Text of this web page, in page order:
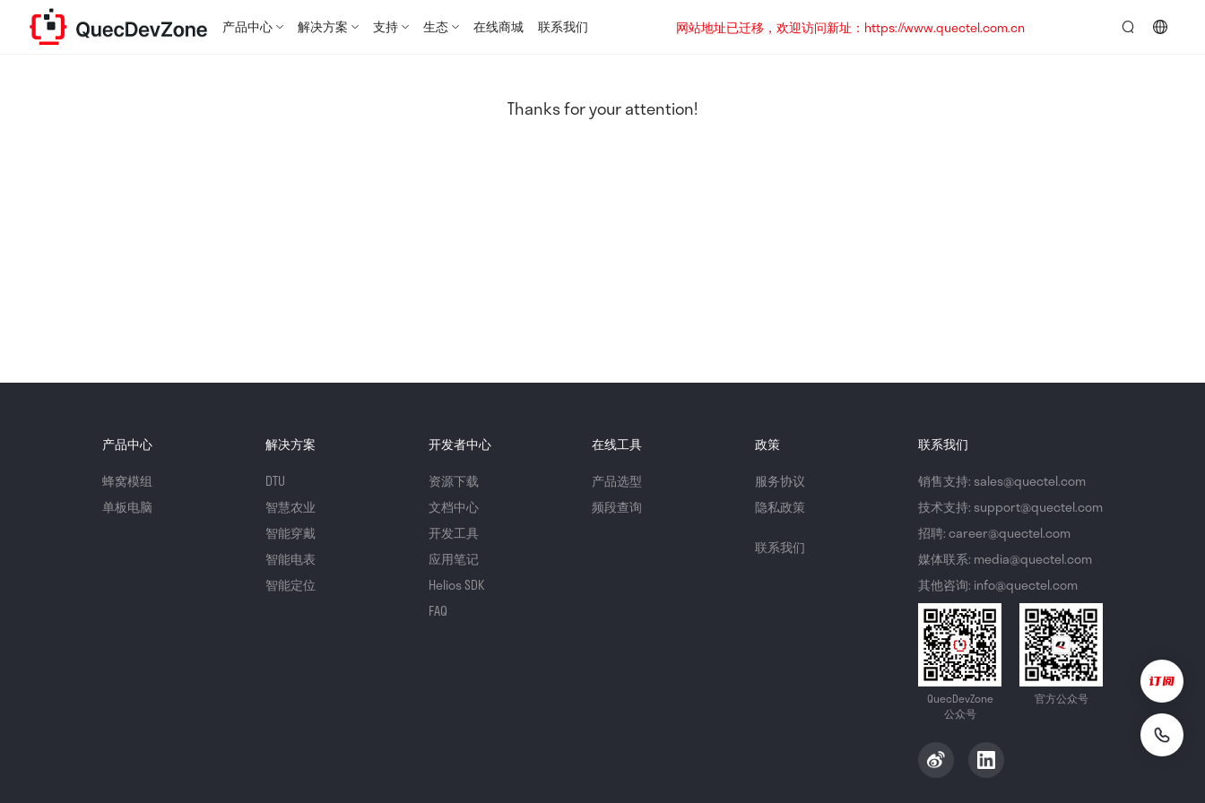
产品中心 解决方案 支持 生态 在线商城 联系我们
网站地址已迁移，欢迎访问新址：https://www.quectel.com.cn
Thanks for your attention!
产品中心
蜂窝模组
单板电脑
解决方案
DTU
智慧农业
智能穿戴
智能电表
智能定位
开发者中心
资源下载
文档中心
开发工具
应用笔记
Helios SDK
FAQ
在线工具
产品选型
频段查询
政策
服务协议
隐私政策
联系我们
联系我们
销售支持: sales@quectel.com
技术支持: support@quectel.com
招聘: career@quectel.com
媒体联系: media@quectel.com
其他咨询: info@quectel.com
QuecDevZone
公众号
官方公众号